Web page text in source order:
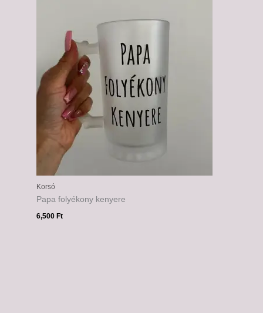
Korsó
Papa folyékony kenyere
6,500Ft